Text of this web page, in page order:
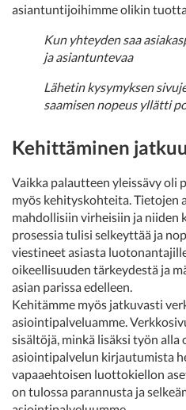
asiantuntijoihimme olikin
Kun yhteyden saa
ja asiantuntevaa
Lähetin kysymyksen
saamisen nopeus yllätti
Kehittäminen jatkuu
Vaikka palautteen yleissävy oli
myös kehityskohteita. Tietojen
mahdollisiin virheisiin ja niiden
prosessia tulisi selkeyttää ja
viestineet asiasta
oikeellisuuden tärkeydestä ja
asian parissa edelleen.
Kehitämme myös jatkuvasti
asiointipalveluamme.
sisältöjä, minkä lisäksi työn alla
asiointipalvelun kirjautumista
vapaaehtoisen luottokiellon
on tulossa parannusta ja